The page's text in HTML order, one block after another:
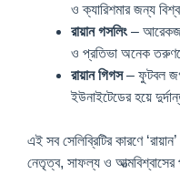
ও ক্যারিশমার জন্য
রায়ান গসলিং– আরেকজন
ও প্রতিভা অনেক
রায়ান গিগস– ফুটবল
ইউনাইটেডের হয়ে
এই সব সেলিব্রিটির কারণে
নেতৃত্ব, সাফল্য ও আত্মবিশ্বাসের